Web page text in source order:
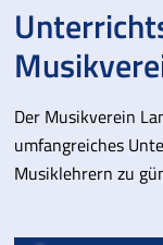
Der Musikverein
umfangreiches
Musiklehrern zu